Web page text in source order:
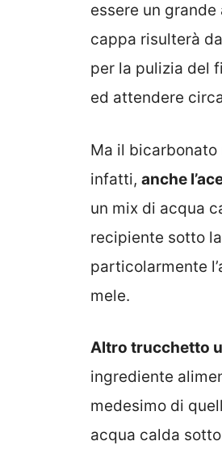
essere un
cappa risulterà
per la pulizia del
ed attendere
Ma il bicarbonato
infatti, anche
un mix di acqua
recipiente sotto
particolarmente
mele.
Altro trucchetto
ingrediente
medesimo di
acqua calda